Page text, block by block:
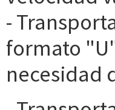
-
formato
necesidad